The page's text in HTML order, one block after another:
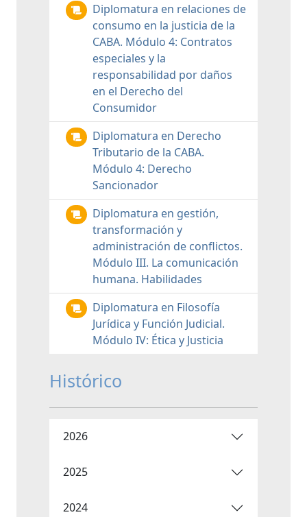
Diplomatura en relaciones de
consumo en la justicia de la
CABA. Módulo 4: Contratos
especiales y la
responsabilidad por daños
en el Derecho del
Consumidor
Diplomatura en Derecho
Tributario de la CABA.
Módulo 4: Derecho
Sancionador
Diplomatura en gestión,
transformación y
administración de conflictos.
Módulo III. La comunicación
humana. Habilidades
Diplomatura en Filosofía
Jurídica y Función Judicial.
Módulo IV: Ética y Justicia
Histórico
2026
2025
2024